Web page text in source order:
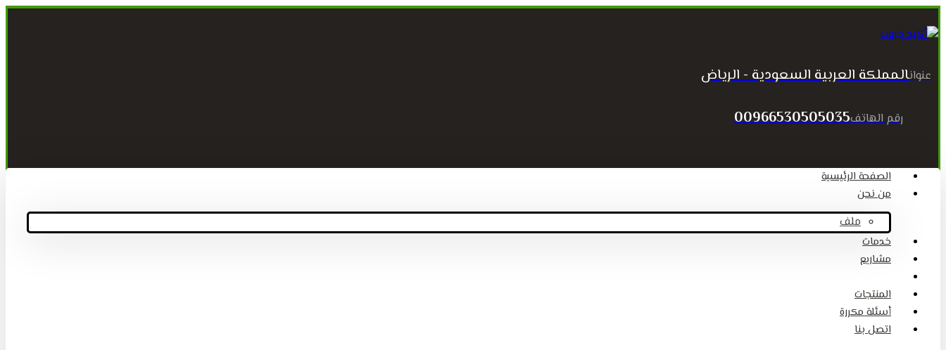
عنوانالمملكة العربية السعودية - الرياض
رقم الهاتف00966530505035
الصفحة الرئيسية
من نحن
ملف
خدمات
مشاريع
المنتجات
أسئلة مكررة
اتصل بنا